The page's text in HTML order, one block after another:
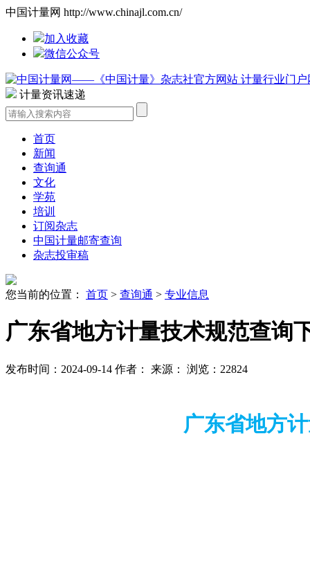
中国计量网 http://www.chinajl.com.cn/
加入收藏
微信公众号
计量资讯速递
首页
新闻
查询通
文化
学苑
培训
订阅杂志
中国计量邮寄查询
杂志投审稿
您当前的位置： 首页 > 查询通 > 专业信息
广东省地方计量技术规范查询
发布时间：2024-09-14 作者： 来源： 浏览：22824
广东省地方